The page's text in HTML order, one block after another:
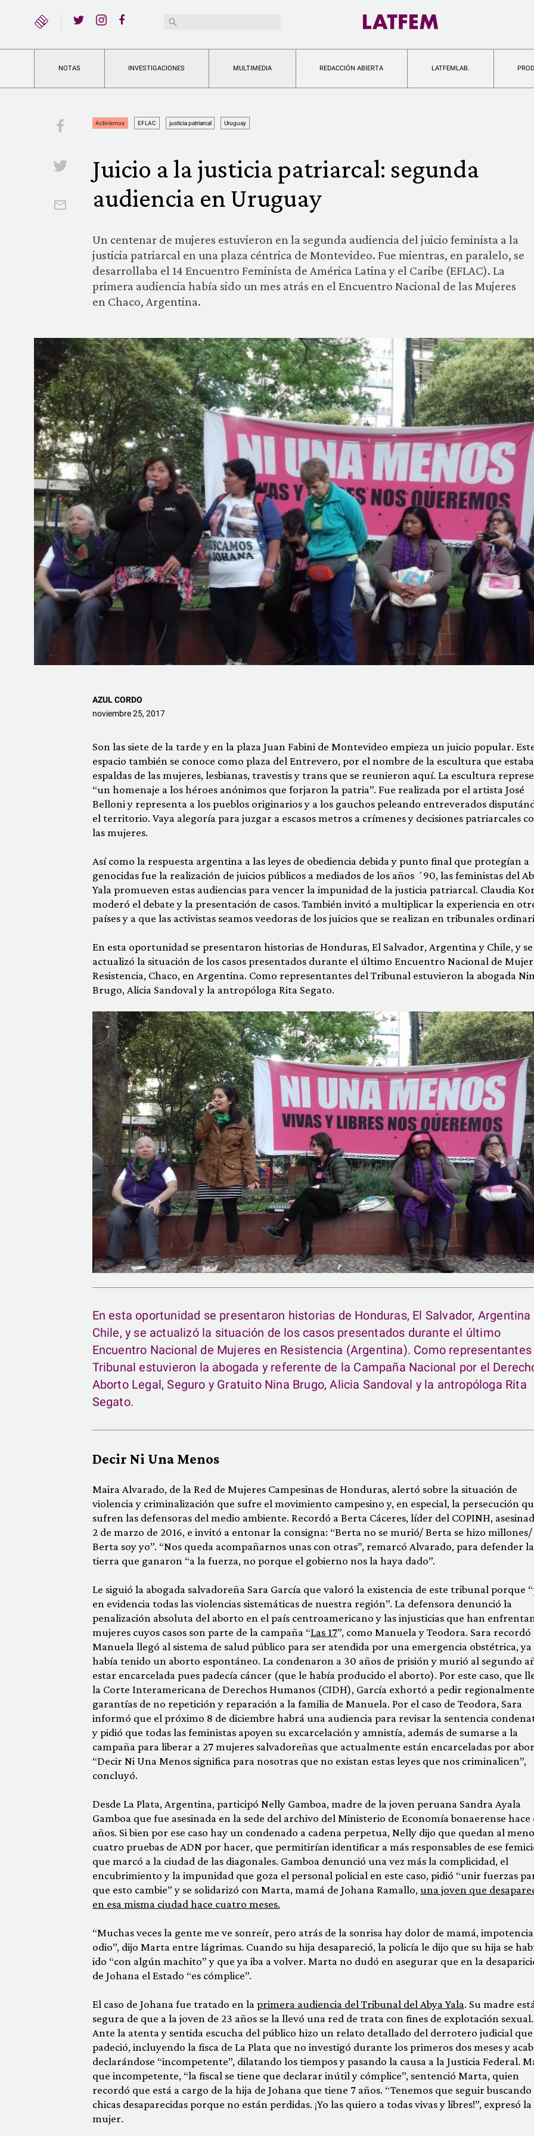
YouTubeBuscar:
NOTAS INVESTIGACIONES MULTIMEDIA REDACCIÓN ABIERTA LATFEMLAB.
Facebook
Twitter
Email
Activismos EFLAC justicia patriarcal Uruguay
Juicio a la justicia patriarcal: segunda
audiencia en Uruguay
Un centenar de mujeres estuvieron en la segunda audiencia del juicio feminista a la
justicia patriarcal en una plaza céntrica de Montevideo. Fue mientras, en paralelo, se
desarrollaba el 14 Encuentro Feminista de América Latina y el Caribe (EFLAC). La
primera audiencia había sido un mes atrás en el Encuentro Nacional de las Mujeres
en Chaco, Argentina.
AZUL CORDO
noviembre 25, 2017
Son las siete de la tarde y en la plaza Juan Fabini de Montevideo empieza un juicio popular.
espacio también se conoce como plaza del Entrevero, por el nombre de la escultura que
espaldas de las mujeres, lesbianas, travestis y trans que se reunieron aquí. La escultura
“un homenaje a los héroes anónimos que forjaron la patria”. Fue realizada por el artista José
Belloni y representa a los pueblos originarios y a los gauchos peleando entreverados
el territorio. Vaya alegoría para juzgar a escasos metros a crímenes y decisiones patriarcales
las mujeres.
Así como la respuesta argentina a las leyes de obediencia debida y punto final que protegían a
genocidas fue la realización de juicios públicos a mediados de los años ´90, las feministas del
Yala promueven estas audiencias para vencer la impunidad de la justicia patriarcal. Claudia
moderó el debate y la presentación de casos. También invitó a multiplicar la experiencia en
países y a que las activistas seamos veedoras de los juicios que se realizan en tribunales
En esta oportunidad se presentaron historias de Honduras, El Salvador, Argentina y Chile, y se
actualizó la situación de los casos presentados durante el último Encuentro Nacional de
Resistencia, Chaco, en Argentina. Como representantes del Tribunal estuvieron la abogada
Brugo, Alicia Sandoval y la antropóloga Rita Segato.
En esta oportunidad se presentaron historias de Honduras, El Salvador, Argentina
Chile, y se actualizó la situación de los casos presentados durante el último
Encuentro Nacional de Mujeres en Resistencia (Argentina). Como
Tribunal estuvieron la abogada y referente de la Campaña Nacional por el
Aborto Legal, Seguro y Gratuito Nina Brugo, Alicia Sandoval y la antropóloga Rita
Segato.
Decir Ni Una Menos
Maira Alvarado, de la Red de Mujeres Campesinas de Honduras, alertó sobre la situación de
violencia y criminalización que sufre el movimiento campesino y, en especial, la persecución
sufren las defensoras del medio ambiente. Recordó a Berta Cáceres, líder del COPINH,
2 de marzo de 2016, e invitó a entonar la consigna: “Berta no se murió/ Berta se hizo millones/
Berta soy yo”. “Nos queda acompañarnos unas con otras”, remarcó Alvarado, para defender la
tierra que ganaron “a la fuerza, no porque el gobierno nos la haya dado”.
Le siguió la abogada salvadoreña Sara García que valoró la existencia de este tribunal porque
en evidencia todas las violencias sistemáticas de nuestra región”. La defensora denunció la
penalización absoluta del aborto en el país centroamericano y las injusticias que han
mujeres cuyos casos son parte de la campaña “Las 17”, como Manuela y Teodora. Sara recordó
Manuela llegó al sistema de salud público para ser atendida por una emergencia obstétrica, ya
había tenido un aborto espontáneo. La condenaron a 30 años de prisión y murió al segundo
estar encarcelada pues padecía cáncer (que le había producido el aborto). Por este caso, que
la Corte Interamericana de Derechos Humanos (CIDH), García exhortó a pedir regionalmente
garantías de no repetición y reparación a la familia de Manuela. Por el caso de Teodora, Sara
informó que el próximo 8 de diciembre habrá una audiencia para revisar la sentencia
y pidió que todas las feministas apoyen su excarcelación y amnistía, además de sumarse a la
campaña para liberar a 27 mujeres salvadoreñas que actualmente están encarceladas por
“Decir Ni Una Menos significa para nosotras que no existan estas leyes que nos criminalicen”,
concluyó.
Desde La Plata, Argentina, participó Nelly Gamboa, madre de la joven peruana Sandra Ayala
Gamboa que fue asesinada en la sede del archivo del Ministerio de Economía bonaerense hace
años. Si bien por ese caso hay un condenado a cadena perpetua, Nelly dijo que quedan al
cuatro pruebas de ADN por hacer, que permitirían identificar a más responsables de ese
que marcó a la ciudad de las diagonales. Gamboa denunció una vez más la complicidad, el
encubrimiento y la impunidad que goza el personal policial en este caso, pidió “unir fuerzas
que esto cambie” y se solidarizó con Marta, mamá de Johana Ramallo, una joven que
en esa misma ciudad hace cuatro meses.
“Muchas veces la gente me ve sonreír, pero atrás de la sonrisa hay dolor de mamá,
odio”, dijo Marta entre lágrimas. Cuando su hija desapareció, la policía le dijo que su hija se
ido “con algún machito” y que ya iba a volver. Marta no dudó en asegurar que en la
de Johana el Estado “es cómplice”.
El caso de Johana fue tratado en la primera audiencia del Tribunal del Abya Yala. Su madre
segura de que a la joven de 23 años se la llevó una red de trata con fines de explotación sexual.
Ante la atenta y sentida escucha del público hizo un relato detallado del derrotero judicial que
padeció, incluyendo la fisca de La Plata que no investigó durante los primeros dos meses y
declarándose “incompetente”, dilatando los tiempos y pasando la causa a la Justicia Federal.
que incompetente, “la fiscal se tiene que declarar inútil y cómplice”, sentenció Marta, quien
recordó que está a cargo de la hija de Johana que tiene 7 años. “Tenemos que seguir buscando
chicas desaparecidas porque no están perdidas. ¡Yo las quiero a todas vivas y libres!”, expresó la
mujer.